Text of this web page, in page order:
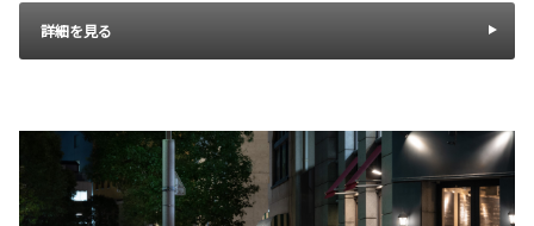
詳細を見る